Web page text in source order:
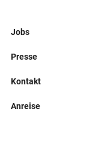
Jobs
Presse
Kontakt
Anreise